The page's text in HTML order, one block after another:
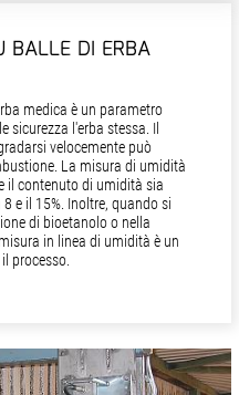
BALLE DI ERBA
medica è un parametro
sicurezza l'erba stessa. Il
velocemente può
La misura di umidità
il contenuto di umidità sia
e il 15%. Inoltre, quando si
di bioetanolo o nella
in linea di umidità è un
processo.